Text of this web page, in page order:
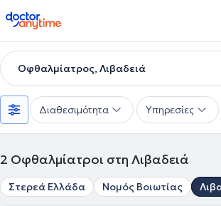
doctoranytime
Οφθαλμίατρος, Λιβαδειά
Διαθεσιμότητα Υπηρεσίες
2 Οφθαλμίατροι στη Λιβαδειά
Στερεά Ελλάδα Νομός Βοιωτίας